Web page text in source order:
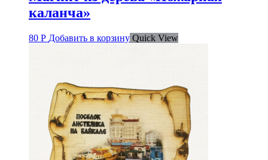
каланча»
80 Р Добавить в корзину Quick View